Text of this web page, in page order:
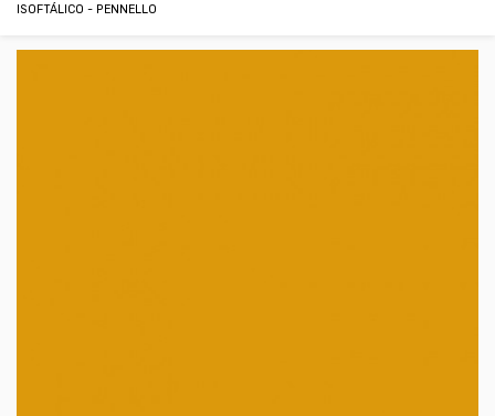
ISOFTÁLICO - PENNELLO